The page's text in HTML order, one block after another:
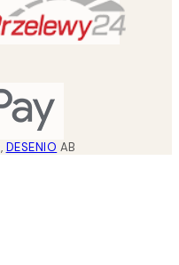
, DESENIO AB